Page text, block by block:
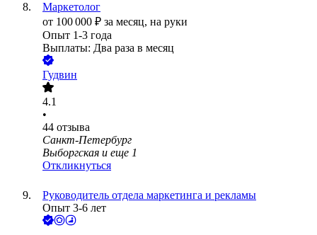
Маркетолог
от 100 000 ₽ за месяц, на руки
Опыт 1-3 года
Выплаты: Два раза в месяц
Гудвин
4.1
•
44 отзыва
Санкт-Петербург
Выборгская и еще 1
Откликнуться
Руководитель отдела маркетинга и рекламы
Опыт 3-6 лет